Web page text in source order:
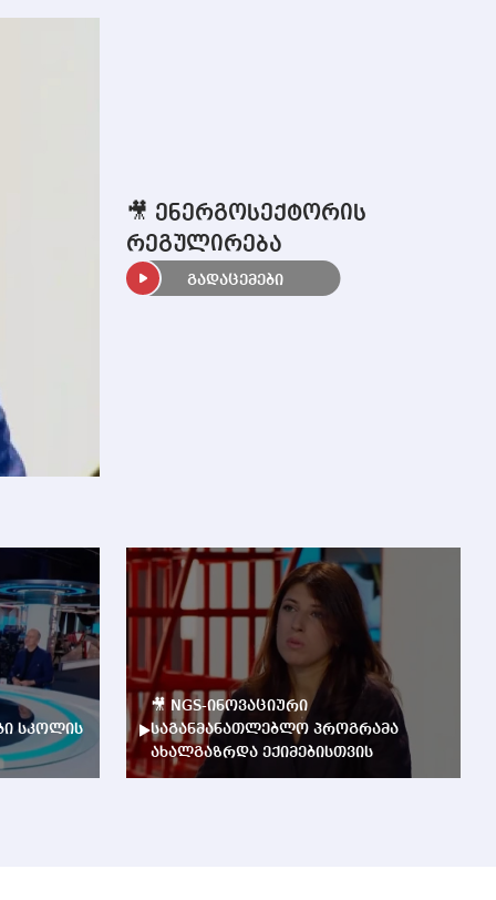
🎥 ენერგოსექტორის
რეგულირება
გადაცემები
სკოლის
🎥 NGS-ინოვაციური
საგანმანათლებლო პროგრამა
ახალგაზრდა ექიმებისთვის